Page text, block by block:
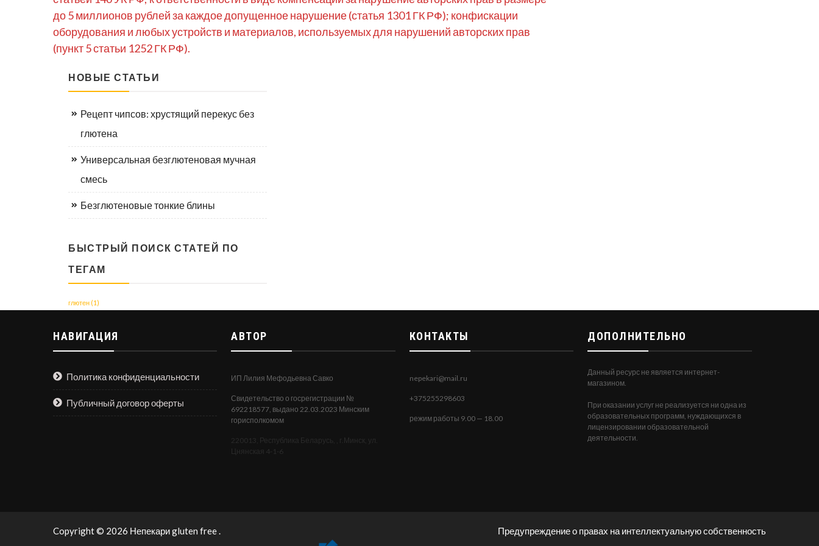
до 5 миллионов рублей за каждое допущенное нарушение (статья 1301 ГК РФ); конфискации
оборудования и любых устройств и материалов, используемых для нарушений авторских прав
(пункт 5 статьи 1252 ГК РФ).
НОВЫЕ СТАТЬИ
Рецепт чипсов: хрустящий перекус без
глютена
Универсальная безглютеновая мучная
смесь
Безглютеновые тонкие блины
БЫСТРЫЙ ПОИСК СТАТЕЙ ПО
ТЕГАМ
глютен (1)
НАВИГАЦИЯ
Политика конфиденциальности
Публичный договор оферты
АВТОР
ИП Лилия Мефодьевна Савко
Свидетельство о госрегистрации №
692218577, выдано 22.03.2023 Минским
горисполкомом
220013, Республика Беларусь, , г.Минск, ул.
Цнянская 4-1-6
КОНТАКТЫ
nepekari@mail.ru
+375255298603
режим работы 9.00 — 18.00
ДОПОЛНИТЕЛЬНО
Данный ресурс не является интернет-
магазином.
При оказании услуг не реализуется ни одна из
образовательных программ, нуждающихся в
лицензировании образовательной
деятельности.
Copyright © 2026 Непекари gluten free . Предупреждение о правах на интеллектуальную собственность